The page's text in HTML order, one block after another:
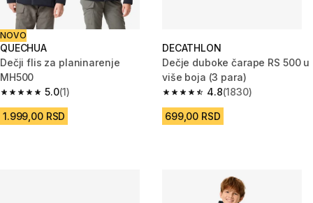
NOVO
QUECHUA
Dečji flis za planinarenje
MH500
5.0
5.0 od 5 zvezdica from 1 Recenzije
(1)
1.999,00 RSD
DECATHLON
Dečje duboke čarape RS 500 u
više boja (3 para)
4.8
4.8 od 5 zvezdica from 1830
(1830)
699,00 RSD